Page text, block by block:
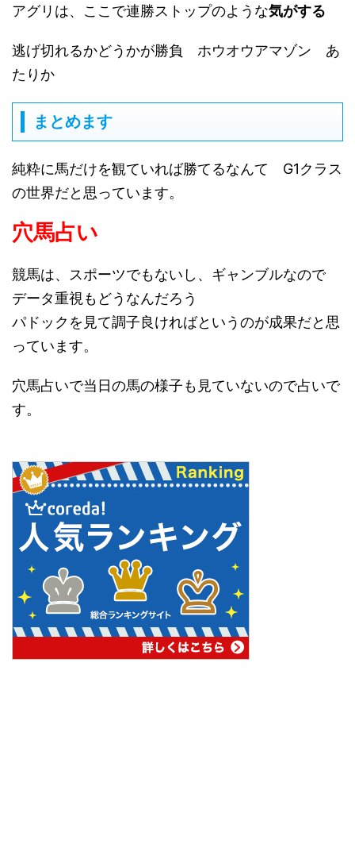
アグリは、ここで連勝ストップのような気がする
逃げ切れるかどうかが勝負 ホウオウアマゾン あ
たりか
まとめます
純粋に馬だけを観ていれば勝てるなんて G1クラス
の世界だと思っています。
穴馬占い
競馬は、スポーツでもないし、ギャンブルなので
データ重視もどうなんだろう
パドックを見て調子良ければというのが成果だと思
っています。
穴馬占いで当日の馬の様子も見ていないので占いで
す。